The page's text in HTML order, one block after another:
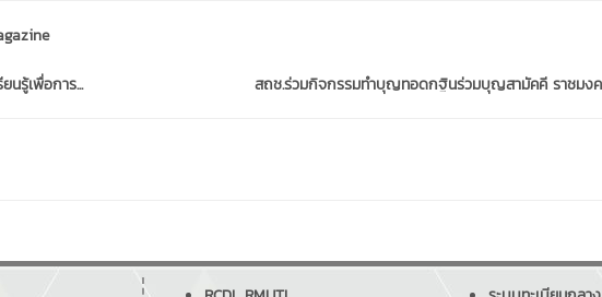
นรู้เพื่อการ... สถช.ร่วมกิจกรรมทำบุญทอดกฐินร่วมบุญสามัคคี ราชมงค